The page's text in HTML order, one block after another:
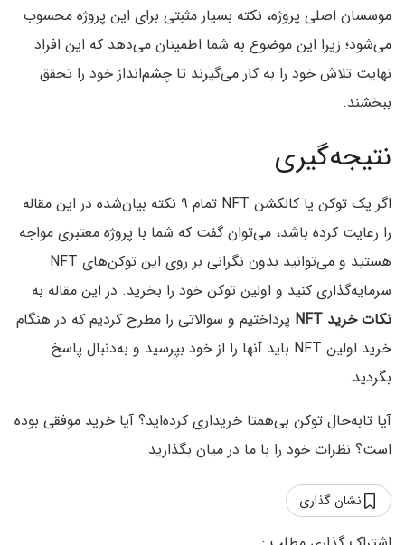
موسسان اصلی پروژه، نکته بسیار مثبتی برای این پروژه محسوب
می‌شود؛ زیرا این موضوع به شما اطمینان می‌دهد که این افراد
نهایت تلاش خود را به کار می‌گیرند تا چشم‌انداز خود را تحقق
ببخشند.
نتیجه‌گیری
اگر یک توکن یا کالکشن NFT تمام ۹ نکته بیان‌شده در این مقاله
را رعایت کرده باشد، می‌توان گفت که شما با پروژه معتبری مواجه
هستید و می‌توانید بدون نگرانی بر روی این توکن‌های NFT
سرمایه‌گذاری کنید و اولین توکن خود را بخرید. در این مقاله به
نکات خرید NFT پرداختیم و سوالاتی را مطرح کردیم که در هنگام
خرید اولین NFT باید آنها را از خود بپرسید و به‌دنبال پاسخ
بگردید.
آیا تابه‌حال توکن بی‌همتا خریداری کرده‌اید؟ آیا خرید موفقی بوده
است؟ نظرات خود را با ما در میان بگذارید.
نشان گذاری